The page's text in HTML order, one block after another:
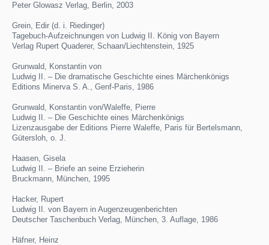
Peter Glowasz Verlag, Berlin, 2003
Grein, Edir (d. i. Riedinger)
Tagebuch-Aufzeichnungen von Ludwig II. König von Bayern
Verlag Rupert Quaderer, Schaan/Liechtenstein, 1925
Grunwald, Konstantin von
Ludwig II. – Die dramatische Geschichte eines Märchenkönigs
Editions Minerva S. A., Genf-Paris, 1986
Grunwald, Konstantin von/Waleffe, Pierre
Ludwig II. – Die Geschichte eines Märchenkönigs
Lizenzausgabe der Editions Pierre Waleffe, Paris für Bertelsmann,
Gütersloh, o. J.
Haasen, Gisela
Ludwig II. – Briefe an seine Erzieherin
Bruckmann, München, 1995
Hacker, Rupert
Ludwig II. von Bayern in Augenzeugenberichten
Deutscher Taschenbuch Verlag, München, 3. Auflage, 1986
Häfner, Heinz